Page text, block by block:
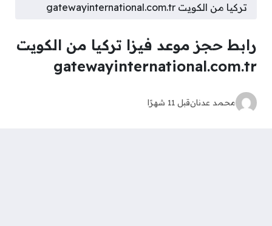
تركيا من الكويت gatewayinternational.com.tr
رابط حجز موعد فيزا تركيا من الكويت
gatewayinternational.com.tr
محمد عدنانقبل 11 شهرًا